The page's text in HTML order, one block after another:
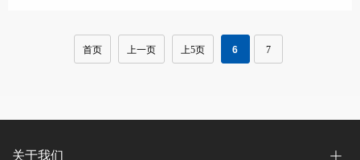
首页 上一页 上5页 6 7
关于我们